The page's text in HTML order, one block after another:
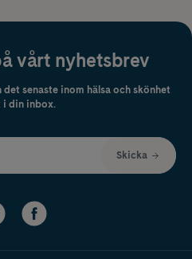
vårt nyhetsbrev
senaste inom hälsa och skönhet
din inbox.
Skicka